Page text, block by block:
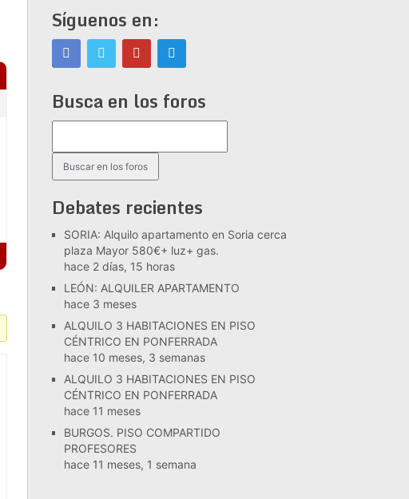
Síguenos en:
Busca en los foros
Debates recientes
SORIA: Alquilo apartamento en Soria cerca
plaza Mayor 580€+ luz+ gas.
hace 2 días, 15 horas
LEÓN: ALQUILER APARTAMENTO
hace 3 meses
ALQUILO 3 HABITACIONES EN PISO
CÉNTRICO EN PONFERRADA
hace 10 meses, 3 semanas
ALQUILO 3 HABITACIONES EN PISO
CÉNTRICO EN PONFERRADA
hace 11 meses
BURGOS. PISO COMPARTIDO
PROFESORES
hace 11 meses, 1 semana